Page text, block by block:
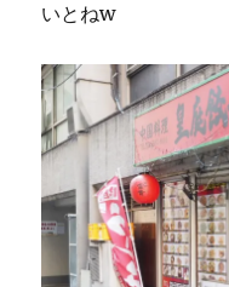
いとねw